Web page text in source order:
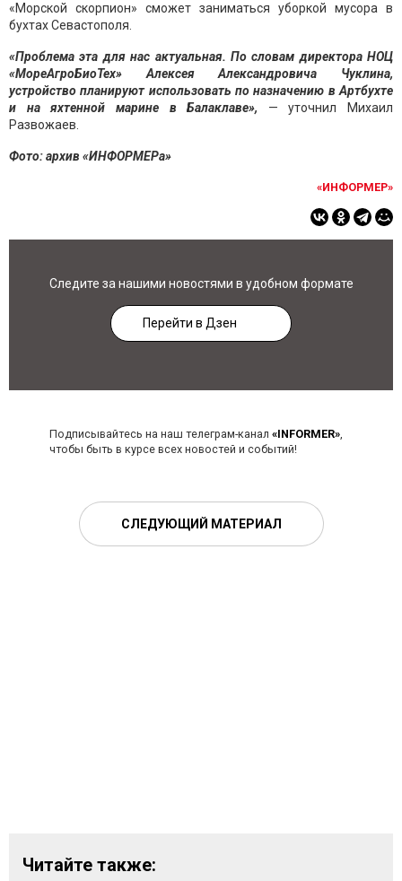
«Морской скорпион» сможет заниматься уборкой мусора в
бухтах Севастополя.
«Проблема эта для нас актуальная. По словам директора НОЦ
«МореАгроБиоТех» Алексея Александровича Чуклина,
устройство планируют использовать по назначению в Артбухте
и на яхтенной марине в Балаклаве», — уточнил Михаил
Развожаев.
Фото: архив «ИНФОРМЕРа»
«ИНФОРМЕР»
Следите за нашими новостями в удобном формате
Перейти в Дзен
Подписывайтесь на наш телеграм-канал «INFORMER»,
чтобы быть в курсе всех новостей и событий!
СЛЕДУЮЩИЙ МАТЕРИАЛ
Читайте также: